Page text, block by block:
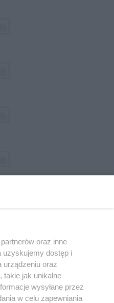
nie może być powielany i
w jakikolwiek sposób (w
na jakimkolwiek polu
z umieszczaniem w
praw. Jakiekolwiek użycie lub
części z naruszeniem prawa,
pod groźbą kary i może być
oraz inne
uzyskujemy dostęp i
urządzeniu oraz
takie jak unikalne
wysyłane przez
w celu zapewniania